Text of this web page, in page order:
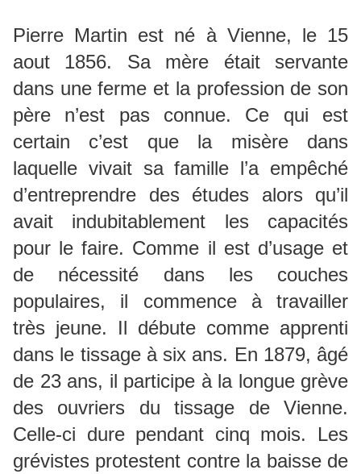
Pierre Martin est né à Vienne, le 15
aout 1856. Sa mère était servante
dans une ferme et la profession de son
père n’est pas connue. Ce qui est
certain c’est que la misère dans
laquelle vivait sa famille l’a empêché
d’entreprendre des études alors qu’il
avait indubitablement les capacités
pour le faire. Comme il est d’usage et
de nécessité dans les couches
populaires, il commence à travailler
très jeune. Il débute comme apprenti
dans le tissage à six ans. En 1879, âgé
de 23 ans, il participe à la longue grève
des ouvriers du tissage de Vienne.
Celle-ci dure pendant cinq mois. Les
grévistes protestent contre la baisse de